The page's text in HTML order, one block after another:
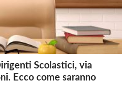
Scolastici, via
Ecco come saranno